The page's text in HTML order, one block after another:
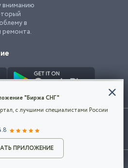
объявление
вниманию
в
ремонта.
подача объявлений, означает
являются собственностью их
Биржа СНГ
чтобы сделать
компании
cookie.
"Биржа СНГ"
с лучшими специалистами России
ПРИЛОЖЕНИЕ